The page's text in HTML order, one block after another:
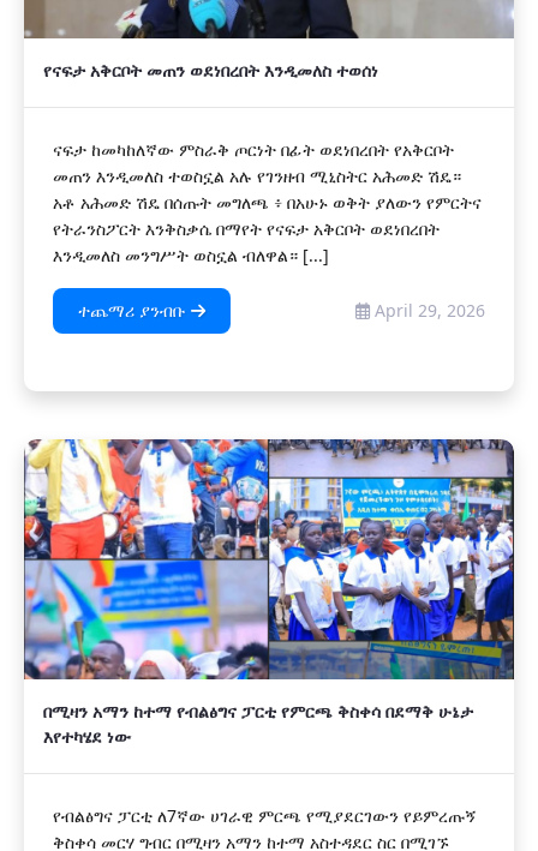
የናፍታ አቅርቦት መጠን ወደነበረበት እንዲመለስ ተወሰነ
ናፍታ ከመካከለኛው ምስራቅ ጦርነት በፊት ወደነበረበት የአቅርቦት
መጠን እንዲመለስ ተወስኗል አሉ የገንዘብ ሚኒስትር አሕመድ ሽዴ።
አቶ አሕመድ ሽዴ በሰጡት መግለጫ ፥ በአሁኑ ወቅት ያለውን የምርትና
የትራንስፖርት እንቅስቃሴ በማየት የናፍታ አቅርቦት ወደነበረበት
እንዲመለስ መንግሥት ወስኗል ብለዋል። [...]
ተጨማሪ ያንብቡ April 29, 2026
በሚዛን አማን ከተማ የብልፅግና ፓርቲ የምርጫ ቅስቀሳ በደማቅ ሁኔታ
እየተካሄደ ነው
የብልፅግና ፓርቲ ለ7ኛው ሀገራዊ ምርጫ የሚያደርገውን የይምረጡኝ
ቅስቀሳ መርሃ ግብር በሚዛን አማን ከተማ አስተዳደር ስር በሚገኙ